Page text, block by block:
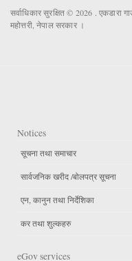
सर्वाधिकार सुरक्षित © 2026 . एकडारा
महोत्तरी, नेपाल सरकार ।
Notices
सूचना तथा समाचार
सार्वजनिक खरीद /बोलपत्र सूचना
एन, कानुन तथा निर्देशिका
कर तथा शुल्कहरु
eGov services